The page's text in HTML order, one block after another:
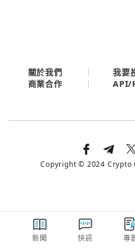
繼續表示您已同意
新聞 快訊 專
關於我們 我要
商業合作
API/
Copyright © 2024 Crypto